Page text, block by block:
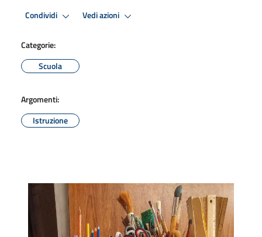
Condividi Vedi azioni
Categorie:
Scuola
Argomenti:
Istruzione